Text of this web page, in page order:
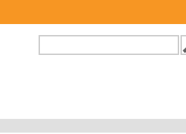
FORMULAIRE DE